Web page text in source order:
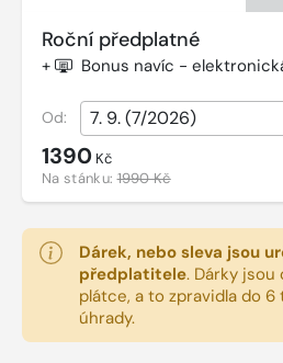
Roční předplatné
+ Bonus navíc -
Od:
1390 Kč
Na stánku:1990 Kč
Dárek, nebo sleva jsou
předplatitele. Dárky jsou
plátce, a to zpravidla do
úhrady.